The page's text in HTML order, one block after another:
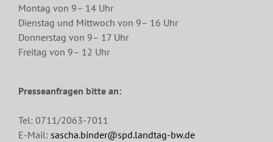
Montag von 9– 14 Uhr
Dienstag und Mittwoch von 9– 16 Uhr
Donnerstag von 9– 17 Uhr
Freitag von 9– 12 Uhr
Presseanfragen bitte an:
Tel: 0711/2063-7011
E-Mail: sascha.binder@spd.landtag-bw.de